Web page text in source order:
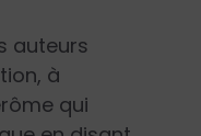
auteurs
à
qui